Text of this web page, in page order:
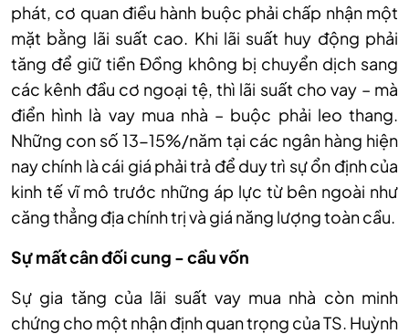
phát, cơ quan điều hành buộc phải chấp nhận một
mặt bằng lãi suất cao. Khi lãi suất huy động phải
tăng để giữ tiền Đồng không bị chuyển dịch sang
các kênh đầu cơ ngoại tệ, thì lãi suất cho vay – mà
điển hình là vay mua nhà – buộc phải leo thang.
Những con số 13-15%/năm tại các ngân hàng hiện
nay chính là cái giá phải trả để duy trì sự ổn định của
kinh tế vĩ mô trước những áp lực từ bên ngoài như
căng thẳng địa chính trị và giá năng lượng toàn cầu.
Sự mất cân đối cung - cầu vốn
Sự gia tăng của lãi suất vay mua nhà còn minh
chứng cho một nhận định quan trọng của TS. Huỳnh